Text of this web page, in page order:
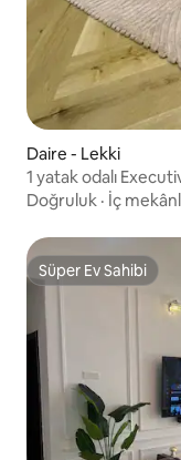
Daire - Lekki
1 yatak odalı
Doğruluk · İç
Süper Ev Sahibi
Süper Ev Sahibi